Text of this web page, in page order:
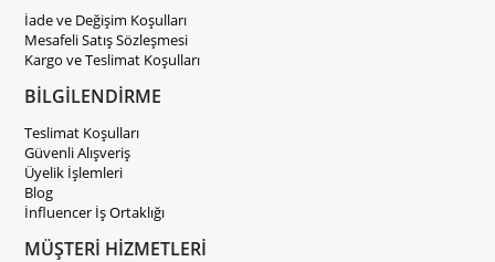
İade ve Değişim Koşulları
Mesafeli Satış Sözleşmesi
Kargo ve Teslimat Koşulları
BİLGİLENDİRME
Teslimat Koşulları
Güvenli Alışveriş
Üyelik İşlemleri
Blog
İnfluencer İş Ortaklığı
MÜŞTERİ HİZMETLERİ